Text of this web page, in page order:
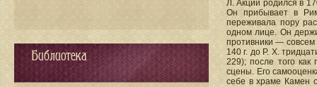
Л. Акций родился в
Он прибывает в
переживала пору
одном лице. Он
противники — совсем
140 г. до Р. X.
229); после того как
сцены. Его
себе в храме Камен
Библиотека